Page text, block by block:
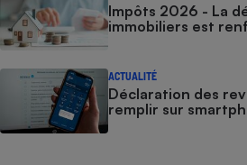
Impôts 2026 - La
immobiliers est
ACTUALITÉ
Déclaration des
remplir sur